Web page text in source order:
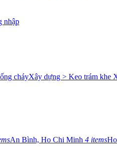
nhập
cháyXây dựng > Keo trám khe
An Bình, Ho Chi Minh 4 items